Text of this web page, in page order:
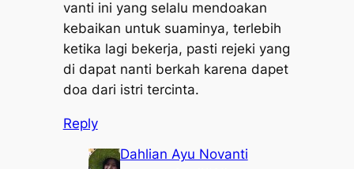
vanti ini yang selalu mendoakan
kebaikan untuk suaminya, terlebih
ketika lagi bekerja, pasti rejeki yang
di dapat nanti berkah karena dapet
doa dari istri tercinta.
Reply
Dahlian Ayu Novanti